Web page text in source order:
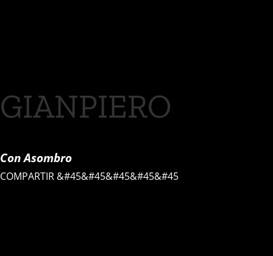
GIANPIERO
Con Asombro
COMPARTIR &#45&#45&#45&#45&#45